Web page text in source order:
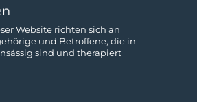
Website richten sich an
und Betroffene, die in
sind und therapiert